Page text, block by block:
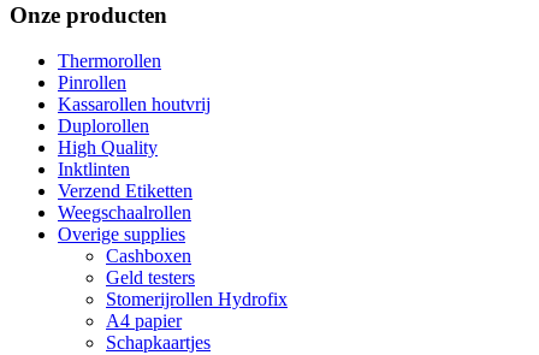
Onze producten
Thermorollen
Pinrollen
Kassarollen houtvrij
Duplorollen
High Quality
Inktlinten
Verzend Etiketten
Weegschaalrollen
Overige supplies
Cashboxen
Geld testers
Stomerijrollen Hydrofix
A4 papier
Schapkaartjes